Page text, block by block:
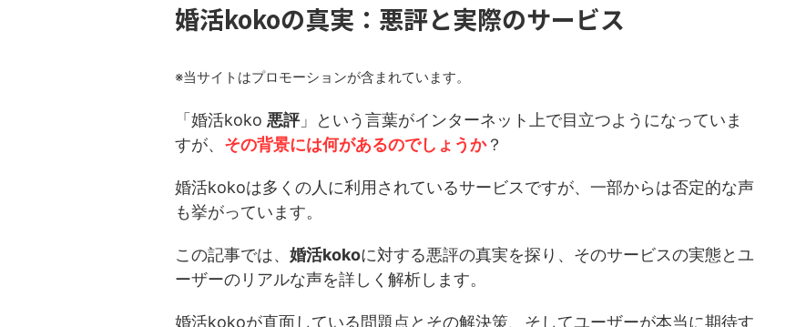
婚活kokoの真実：悪評と実際のサービス
※当サイトはプロモーションが含まれています。
「婚活koko 悪評」という言葉がインターネット上で目立つようになっていま
すが、 その背景には何があるのでしょうか？
婚活kokoは多くの人に利用されているサービスですが、一部からは否定的な声
も挙がっています。
この記事では、 婚活kokoに対する悪評の真実を探り、そのサービスの実態とユ
ーザーのリアルな声を詳しく解析します。
婚活kokoが直面している問題点とその解決策、そしてユーザーが本当に期待す